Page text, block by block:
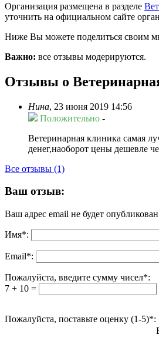
Организация размещена в разделе
уточнить на официальном сайте
Ниже Вы можете поделиться своим
Важно: все отзывы модерируются.
Отзывы о
Нина, 23 июня 2019 14:56
Положительно -
Ветеринарная клиника самая
денег,наоборот цены дешевле
Все отзывы (1)
Ваш отзыв:
Ваш адрес email не будет
Имя*:
Email*:
Пожалуйста, введите сумму чисел*:
7 + 10 =
Пожалуйста, поставьте оценку (1-5)*: